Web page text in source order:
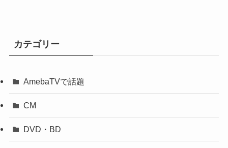
カテゴリー
AmebaTVで話題
CM
DVD・BD